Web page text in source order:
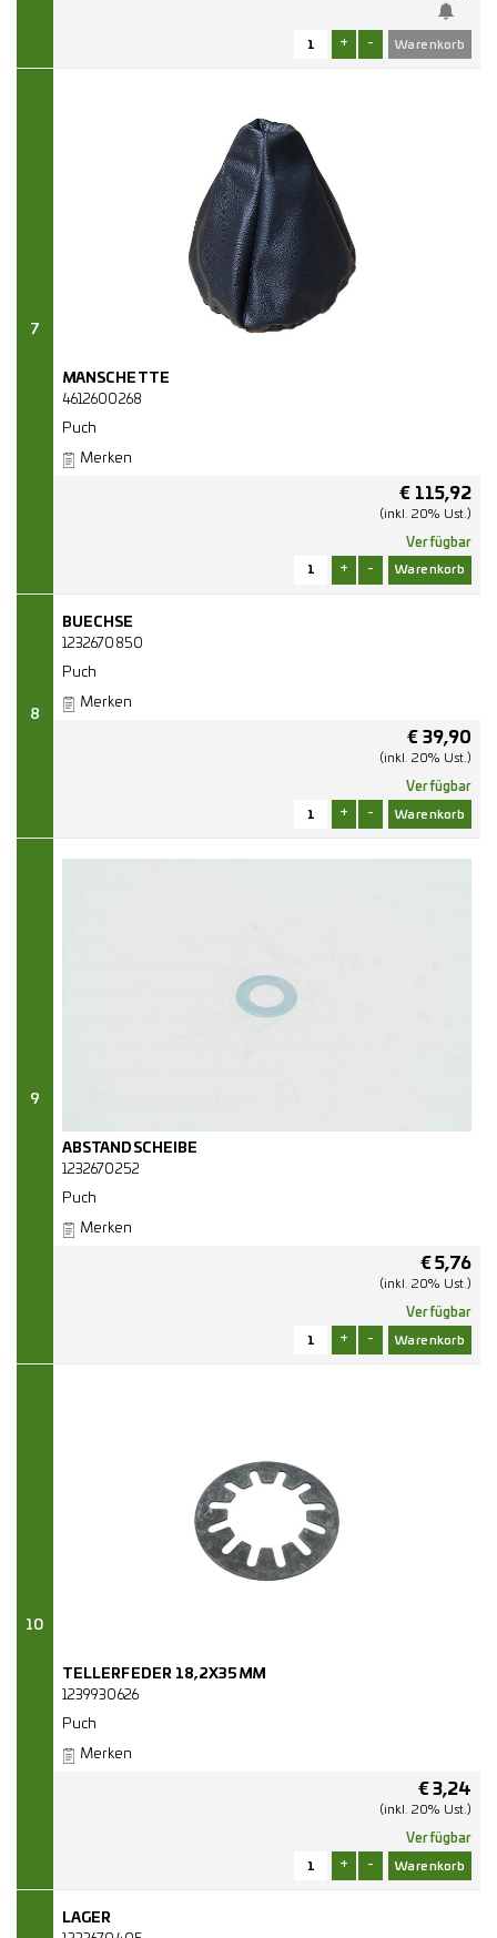
+ -
7
MANSCHETTE
4612600268
Puch
Merken
€ 115,92
(inkl. 20% Ust.)
Verfügbar
+ -
8
BUECHSE
1232670850
Puch
Merken
€ 39,90
(inkl. 20% Ust.)
Verfügbar
+ -
9
ABSTANDSCHEIBE
1232670252
Puch
Merken
€ 5,76
(inkl. 20% Ust.)
Verfügbar
+ -
10
TELLERFEDER 18,2X35MM
1239930626
Puch
Merken
€ 3,24
(inkl. 20% Ust.)
Verfügbar
+ -
LAGER